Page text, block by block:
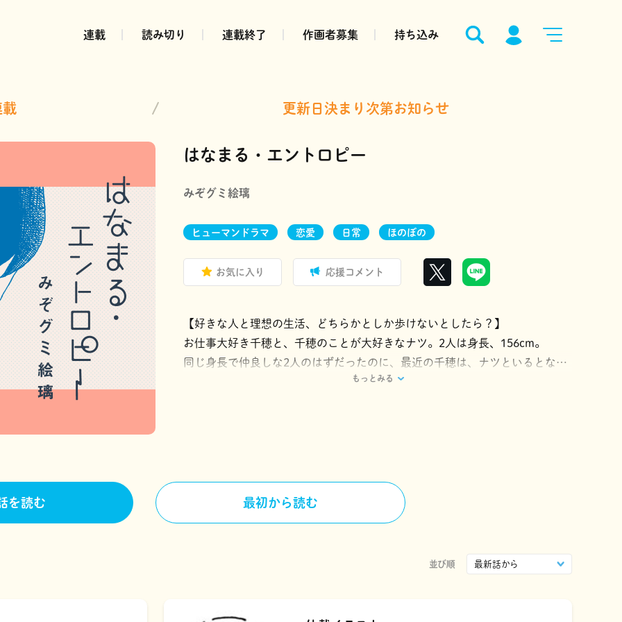
連載 読み切り 連載終了 作画者募集 持ち込み
更新日決まり次第お知らせ
はなまる・エントロピー
みぞグミ絵璃
ヒューマンドラマ 恋愛 日常 ほのぼの
お気に入り 応援コメント
【好きな人と理想の生活、どちらかとしか歩けないとしたら？】
お仕事大好き千穂と、千穂のことが大好きなナツ。2人は身長、156cm。
同じ身長で仲良しな2人のはずだったのに、最近の千穂は、ナツといるとなん
もっとみる
を読む 最初から読む
並び順